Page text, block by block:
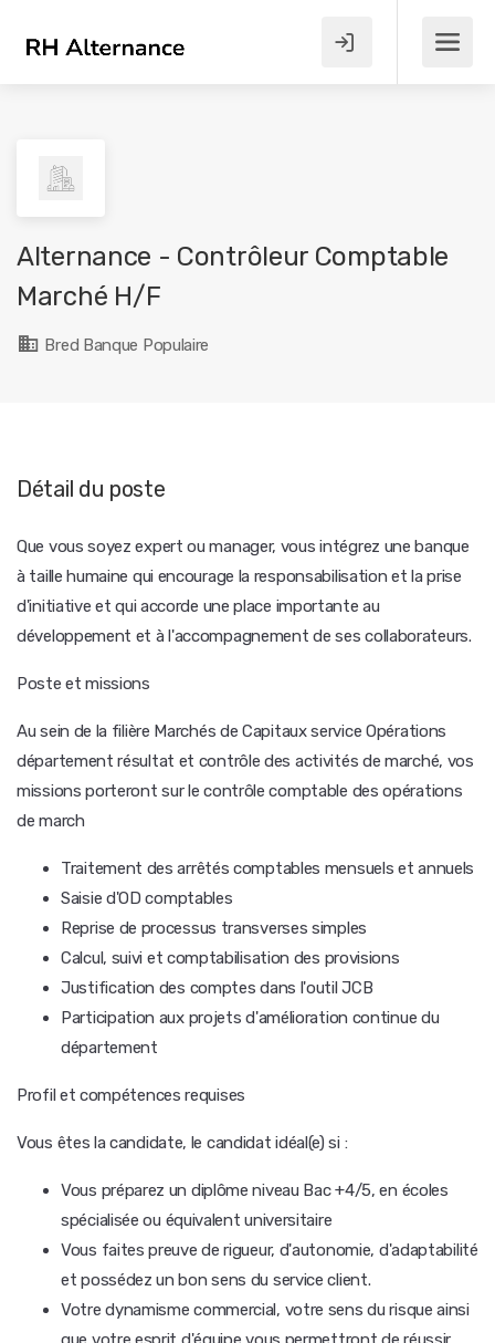
Alternance - Contrôleur Comptable
Marché H/F
Bred Banque Populaire
Détail du poste
Que vous soyez expert ou manager, vous intégrez une banque
à taille humaine qui encourage la responsabilisation et la prise
d'initiative et qui accorde une place importante au
développement et à l'accompagnement de ses collaborateurs.
Poste et missions
Au sein de la filière Marchés de Capitaux service Opérations
département résultat et contrôle des activités de marché, vos
missions porteront sur le contrôle comptable des opérations
de march
Traitement des arrêtés comptables mensuels et annuels
Saisie d'OD comptables
Reprise de processus transverses simples
Calcul, suivi et comptabilisation des provisions
Justification des comptes dans l'outil JCB
Participation aux projets d'amélioration continue du
département
Profil et compétences requises
Vous êtes la candidate, le candidat idéal(e) si :
Vous préparez un diplôme niveau Bac +4/5, en écoles
spécialisée ou équivalent universitaire
Vous faites preuve de rigueur, d'autonomie, d'adaptabilité
et possédez un bon sens du service client.
Votre dynamisme commercial, votre sens du risque ainsi